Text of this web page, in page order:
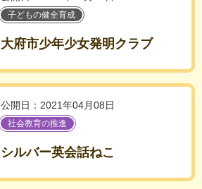
子どもの健全育成
大府市少年少女発明クラブ
公開日：2021年04月08日
社会教育の推進
シルバー英会話ねこ